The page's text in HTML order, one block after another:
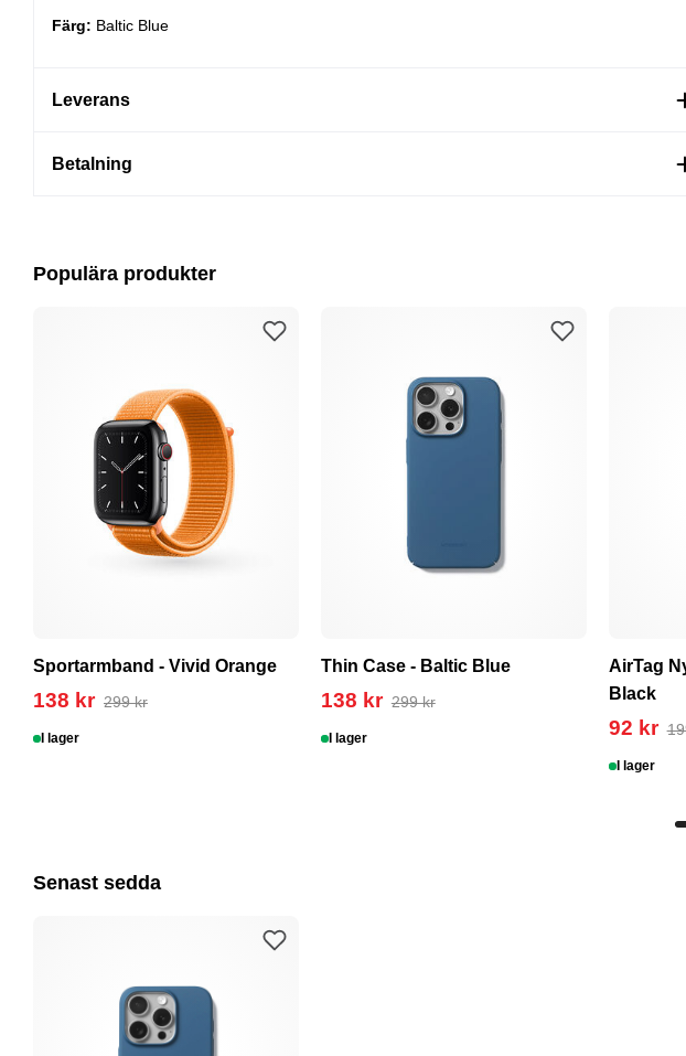
Färg: Baltic Blue
Leverans
Betalning
Populära produkter
Sportarmband - Vivid Orange
138 kr 299 kr
I lager
Thin Case - Baltic Blue
138 kr 299 kr
I lager
AirTag
Black
92 kr
I lager
Senast sedda